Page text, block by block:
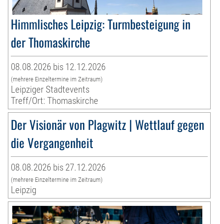
Himmlisches Leipzig: Turmbesteigung in
der Thomaskirche
08.08.2026 bis 12.12.2026
(mehrere Einzeltermine im Zeitraum)
Leipziger Stadtevents
Treff/Ort: Thomaskirche
Der Visionär von Plagwitz | Wettlauf gegen
die Vergangenheit
08.08.2026 bis 27.12.2026
(mehrere Einzeltermine im Zeitraum)
Leipzig